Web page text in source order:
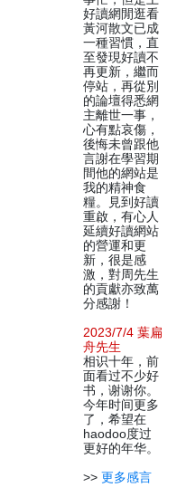
好讀網閒逛看
黃河散文已成
一種習慣，直
至發現好讀不
再更新，繼而
停站，再從別
的論壇得悉網
主離世一事，
心有點哀傷，
後悔未曾跟他
言謝在學習期
間他的網站是
我的精神食
糧。見到好讀
重啟，有心人
延續好讀網站
的營運和更
新，很是感
激，對周先生
的貢獻亦致萬
分感謝！
2023/7/4 葉扁
舟先生
相识十年，前
面看过不少好
书，谢谢你。
今年时间更多
了，希望在
haodoo度过
更好的年华。
>> 更多感言